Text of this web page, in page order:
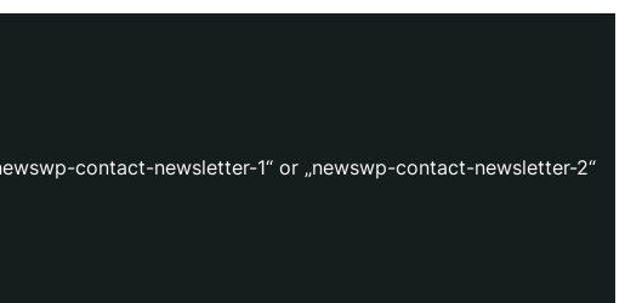
contact-newsletter-1“ or „newswp-contact-newsletter-2“